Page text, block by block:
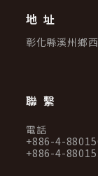
地址
彰化縣溪州鄉
聯繫
電話
+886-4-
+886-4-